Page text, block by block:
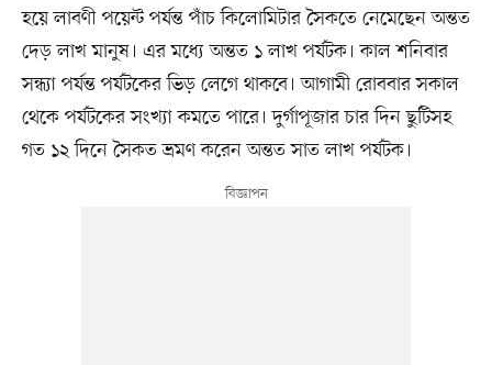
হয়ে লাবণী পয়েন্ট পর্যন্ত পাঁচ কিলোমিটার সৈকতে নেমেছেন অন্তত
দেড় লাখ মানুষ। এর মধ্যে অন্তত ১ লাখ পর্যটক। কাল শনিবার
সন্ধ্যা পর্যন্ত পর্যটকের ভিড় লেগে থাকবে। আগামী রোববার সকাল
থেকে পর্যটকের সংখ্যা কমতে পারে। দুর্গাপূজার চার দিন ছুটিসহ
গত ১২ দিনে সৈকত ভ্রমণ করেন অন্তত সাত লাখ পর্যটক।